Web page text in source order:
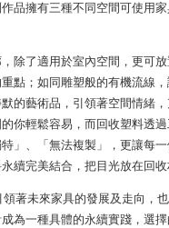
品擁有三種不同空間可使用
除了適用於室內空間，更可
點；如同雕塑般的有機流線
的藝術品，引領著空間情緒，
你輕鬆容易，而回收塑料透
」、「無法複製」，更讓每一
續完美結合，把目光放在回收
領著未來家具的發展及走向，
為一種具體的永續實踐，選擇